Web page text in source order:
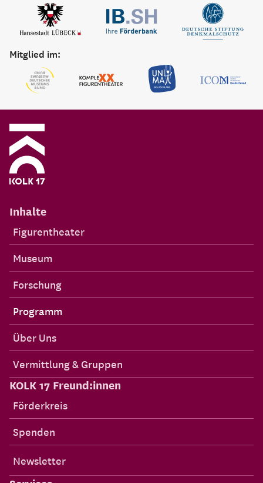
Mitglied im:
Inhalte
Figurentheater
Museum
Forschung
Programm
Über Uns
Vermittlung & Gruppen
KOLK 17 Freund:innen
Förderkreis
Spenden
Newsletter